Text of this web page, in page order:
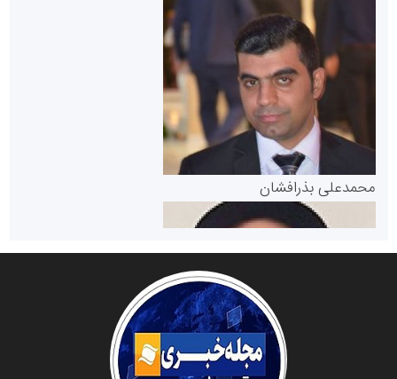
پایگاه خبری گفتمان یزد
سازمان بورس و اوراق بهادار
مرجع اخبار موثق در بازارسرمایه
سازمان صنعت،معدن و تجارت
محمدعلی بذرافشان